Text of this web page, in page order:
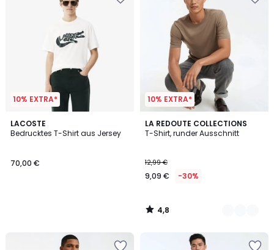
10% EXTRA*
LACOSTE
Bedrucktes T-Shirt aus Jersey
70,00 €
10% EXTRA*
LA REDOUTE COLLECTIONS
T-Shirt, runder Ausschnitt
12,99 €
9,09 € -30%
4,8
/ 5
3
Farben
4,8
/